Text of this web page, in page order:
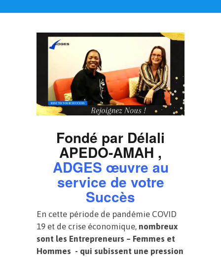
Fondé par Délali
APEDO-AMAH ,
ADGES œuvre au
service de votre
Succès
En cette période de pandémie COVID
19 et de crise économique, nombreux
sont les Entrepreneurs – Femmes et
Hommes - qui subissent une pression